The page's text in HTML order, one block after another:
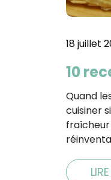
18 juillet
10
Quand
cuisiner
fraîcheur